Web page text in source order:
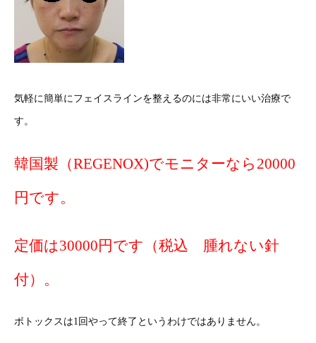
気軽に簡単にフェイスラインを整えるのには非常にいい治療で
す。
韓国製（REGENOX)でモニターなら20000
円です。
定価は30000円です（税込 腫れない針
付）。
ボトックスは1回やって終了というわけではありません。